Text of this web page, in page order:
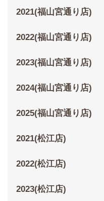
2021(福山宮通り店)
2022(福山宮通り店)
2023(福山宮通り店)
2024(福山宮通り店)
2025(福山宮通り店)
2021(松江店)
2022(松江店)
2023(松江店)